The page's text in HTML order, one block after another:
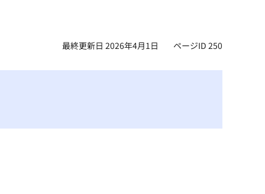
最終更新日 2026年4月1日 ページID 250